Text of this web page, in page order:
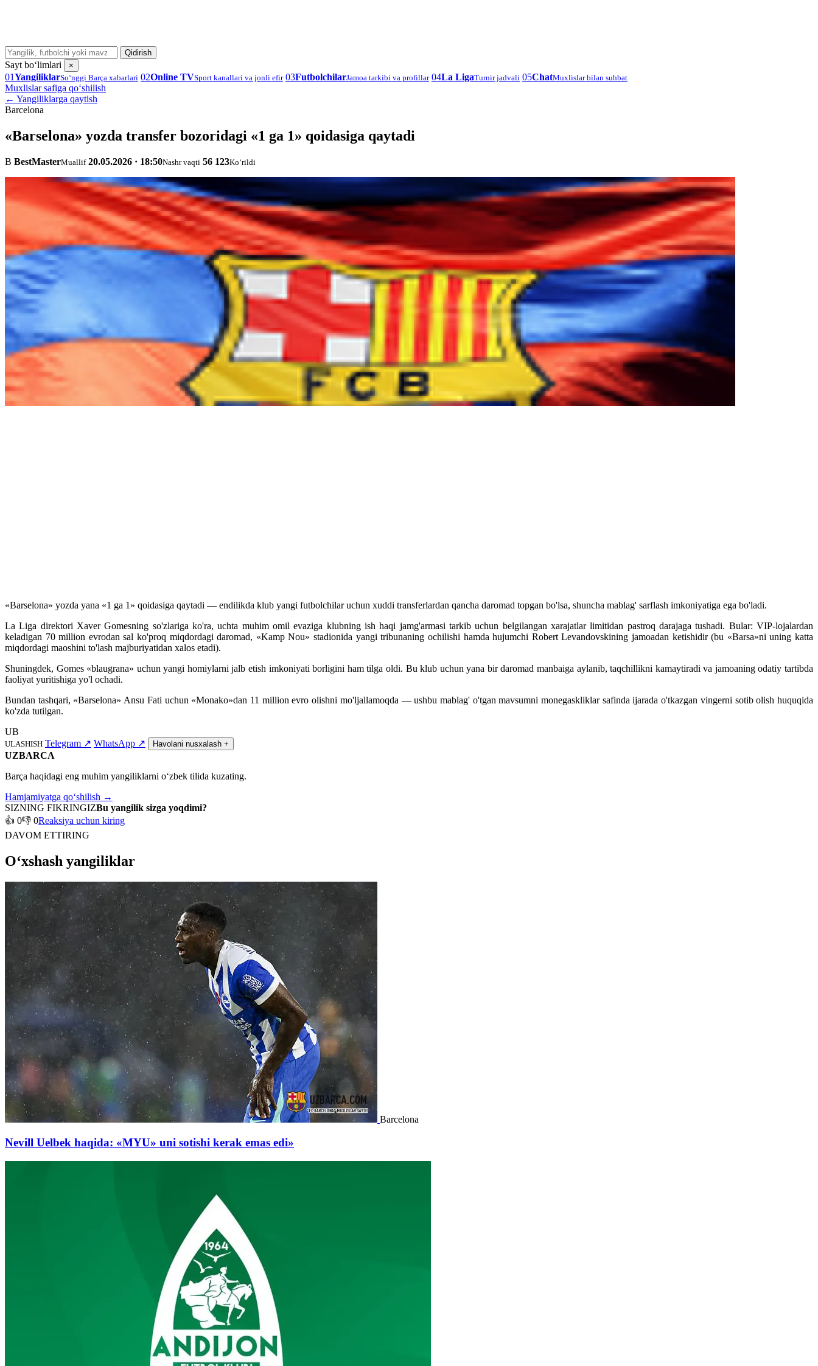
Qidirish
Sayt bo‘limlari ×
01YangiliklarSo‘nggi Barça xabarlari 02Online TVSport kanallari va jonli efir 03FutbolchilarJamoa tarkibi va profillar 04La LigaTurnir jadvali 05ChatMuxlislar bilan suhbat
Muxlislar safiga qo‘shilish
← Yangiliklarga qaytish
Barcelona
«Barselona» yozda transfer bozoridagi «1 ga 1» qoidasiga qaytadi
B BestMasterMuallif 20.05.2026 · 18:50Nashr vaqti 56 123Ko‘rildi
«Barselona» yozda yana «1 ga 1» qoidasiga qaytadi — endilikda klub yangi futbolchilar uchun xuddi transferlardan qancha daromad topgan bo'lsa, shuncha mablag' sarflash imkoniyatiga ega bo'ladi.
La Liga direktori Xaver Gomesning so'zlariga ko'ra, uchta muhim omil evaziga klubning ish haqi jamg'armasi tarkib uchun belgilangan xarajatlar limitidan pastroq darajaga tushadi. Bular: VIP-lojalardan
keladigan 70 million evrodan sal ko'proq miqdordagi daromad, «Kamp Nou» stadionida yangi tribunaning ochilishi hamda hujumchi Robert Levandovskining jamoadan ketishidir (bu «Barsa»ni uning katta
miqdordagi maoshini to'lash majburiyatidan xalos etadi).
Shuningdek, Gomes «blaugrana» uchun yangi homiylarni jalb etish imkoniyati borligini ham tilga oldi. Bu klub uchun yana bir daromad manbaiga aylanib, taqchillikni kamaytiradi va jamoaning odatiy tartibda
faoliyat yuritishiga yo'l ochadi.
Bundan tashqari, «Barselona» Ansu Fati uchun «Monako»dan 11 million evro olishni mo'ljallamoqda — ushbu mablag' o'tgan mavsumni monegaskliklar safinda ijarada o'tkazgan vingerni sotib olish huquqida
ko'zda tutilgan.
UB
ULASHISH Telegram ↗ WhatsApp ↗ Havolani nusxalash +
UZBARCA
Barça haqidagi eng muhim yangiliklarni o‘zbek tilida kuzating.
Hamjamiyatga qo‘shilish →
SIZNING FIKRINGIZBu yangilik sizga yoqdimi?
👍 0👎 0Reaksiya uchun kiring
DAVOM ETTIRING
O‘xshash yangiliklar
Barcelona
Nevill Uelbek haqida: «MYU» uni sotishi kerak emas edi»